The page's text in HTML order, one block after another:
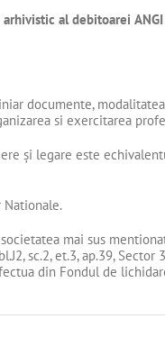
al debitoarei
documente,
si exercitarea
și legare este
mai sus
sc.2, et.3, ap.39, Sector
din Fondul de